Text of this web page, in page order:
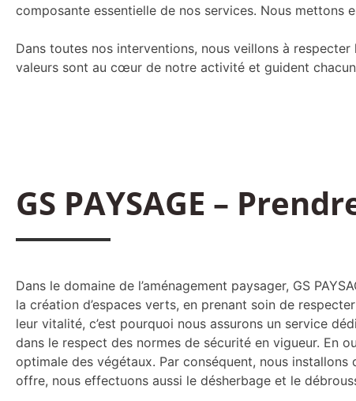
composante essentielle de nos services. Nous
Dans toutes nos interventions, nous veillons à
valeurs sont au cœur de notre activité et guident
GS PAYSAGE –
Dans le domaine de l’aménagement paysager, GS
la création d’espaces verts, en prenant soin de
leur vitalité, c’est pourquoi nous assurons un service
dans le respect des normes de sécurité en vigueur. En
optimale des végétaux. Par conséquent, nous
offre, nous effectuons aussi le désherbage et le